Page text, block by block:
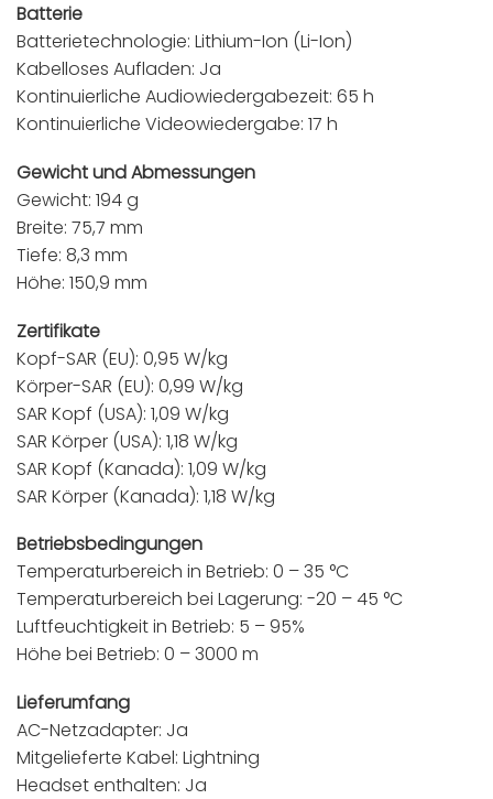
Batterie
Batterietechnologie: Lithium-Ion (Li-Ion)
Kabelloses Aufladen: Ja
Kontinuierliche Audiowiedergabezeit: 65 h
Kontinuierliche Videowiedergabe: 17 h
Gewicht und Abmessungen
Gewicht: 194 g
Breite: 75,7 mm
Tiefe: 8,3 mm
Höhe: 150,9 mm
Zertifikate
Kopf-SAR (EU): 0,95 W/kg
Körper-SAR (EU): 0,99 W/kg
SAR Kopf (USA): 1,09 W/kg
SAR Körper (USA): 1,18 W/kg
SAR Kopf (Kanada): 1,09 W/kg
SAR Körper (Kanada): 1,18 W/kg
Betriebsbedingungen
Temperaturbereich in Betrieb: 0 – 35 °C
Temperaturbereich bei Lagerung: -20 – 45 °C
Luftfeuchtigkeit in Betrieb: 5 – 95%
Höhe bei Betrieb: 0 – 3000 m
Lieferumfang
AC-Netzadapter: Ja
Mitgelieferte Kabel: Lightning
Headset enthalten: Ja